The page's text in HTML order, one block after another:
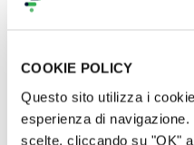
COOKIE POLICY
Questo sito utilizza i
esperienza di
scelte, cliccando su "OK"
affrontarlo da sola.
sentire e non solo del
dell'indagatore